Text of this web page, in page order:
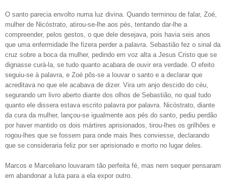
O santo parecia envolto numa luz divina. Quando terminou de falar, Zoé,
mulher de Nicóstrato, atirou-se-lhe aos pés, tentando dar-lhe a
compreender, pelos gestos, o que dele desejava, pois havia seis anos
que uma enfermidade lhe fizera perder a palavra. Sebastião fez o sinal da
cruz sobre a boca da mulher, pedindo em voz alta a Jesus Cristo que se
dignasse curá-la, se tudo quanto acabara de ouvir era verdade. O efeito
seguiu-se à palavra, e Zoé pôs-se a louvar o santo e a declarar que
acreditava no que ele acabava de dizer. Vira um anjo descido do céu,
segurando um livro aberto diante dos olhos de Sebastião, no qual tudo
quanto ele dissera estava escrito palavra por palavra. Nicóstrato, diante
da cura da mulher, lançou-se igualmente aos pés do santo, pediu perdão
por haver mantido os dois mártires aprisionados, tirou-lhes os grilhões e
rogou-lhes que se fossem para onde mais lhes conviesse, declarando
que se consideraria feliz por ser aprisionado e morto no lugar deles.
Marcos e Marceliano louvaram tão perfeita fé, mas nem sequer pensaram
em abandonar a luta para a ela expor outro.